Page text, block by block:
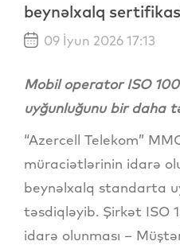
beynəlxalq
09 İyun 2026 17:13
Mobil operator ISO
uyğunluğunu bir daha
“Azercell Telekom”
müraciətlərinin idarə
beynəlxalq standarta
təsdiqləyib. Şirkət ISO
idarə olunması –